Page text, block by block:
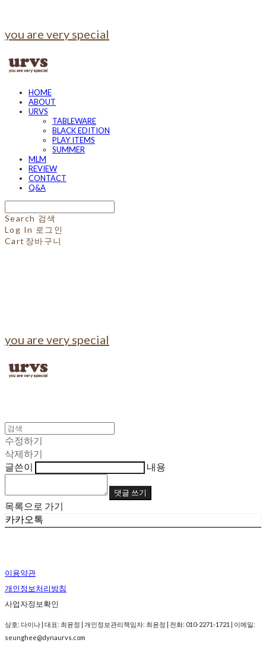
you are very special
HOME
ABOUT
URVS
TABLEWARE
BLACK EDITION
PLAY ITEMS
SUMMER
MLM
REVIEW
CONTACT
Q&A
Search 검색
Log In 로그인
Cart 장바구니
you are very special
수정하기
삭제하기
글쓴이
내용
댓글 쓰기
목록으로 가기
카카오톡
이용약관
개인정보처리방침
사업자정보확인
상호: 다이나 | 대표: 최윤정 | 개인정보관리책임자: 최윤정 | 전화: 010-2271-1721 | 이메일:
seunghee@dynaurvs.com